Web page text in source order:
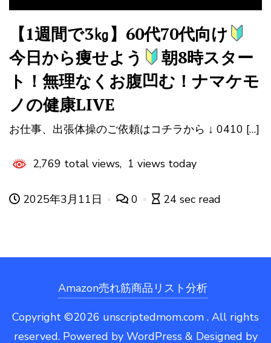
【1週間で3㎏】60代70代向け
今日から痩せよう
朝8時スター
ト！無理なくお腹凹む！ナマケモ
ノの健康LIVE
お仕事、出張体操のご依頼はコチラから ↓ 0410 […]
2,769 total views, 1 views today
2025年3月11日 0 24 sec read
Amazon売れ筋商品リスト分析
Copyright ©2026 unscriptedmom.com . All rights
reserved. Powered by WordPress & Designed by